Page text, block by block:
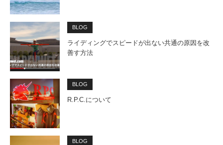
BLOG
ライディングでスピードが出ない共通の原因を改
善す方法
BLOG
R.P.C.について
BLOG